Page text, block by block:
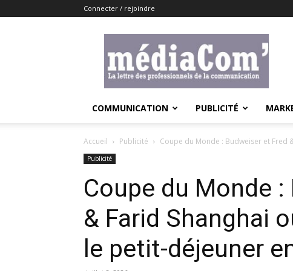
Connecter / rejoindre
COMMUNICATION PUBLICITÉ
Accueil Publicité Coupe du Monde : Budweiser et Fred
Publicité
Coupe du Monde
& Farid Shanghai
le petit-déjeuner